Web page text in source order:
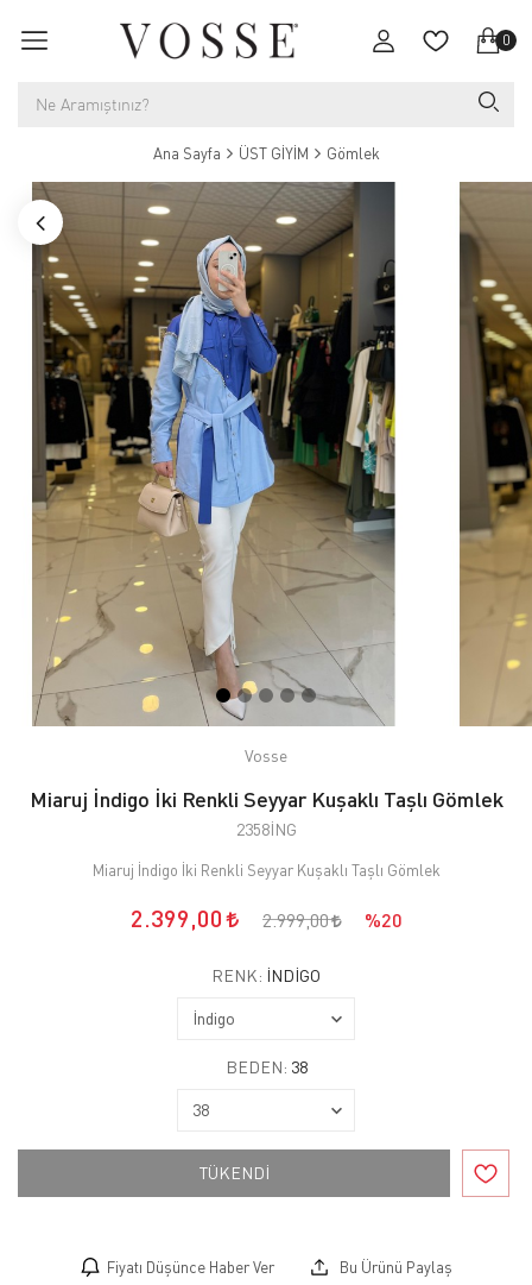
0
Ana Sayfa ÜST GİYİM Gömlek
Vosse
Miaruj İndigo İki Renkli Seyyar Kuşaklı Taşlı Gömlek
2358İNG
Miaruj İndigo İki Renkli Seyyar Kuşaklı Taşlı Gömlek
2.399,00 2.999,00 %20
RENK: İNDIGO
BEDEN: 38
TÜKENDİ
Fiyatı Düşünce Haber Ver Bu Ürünü Paylaş